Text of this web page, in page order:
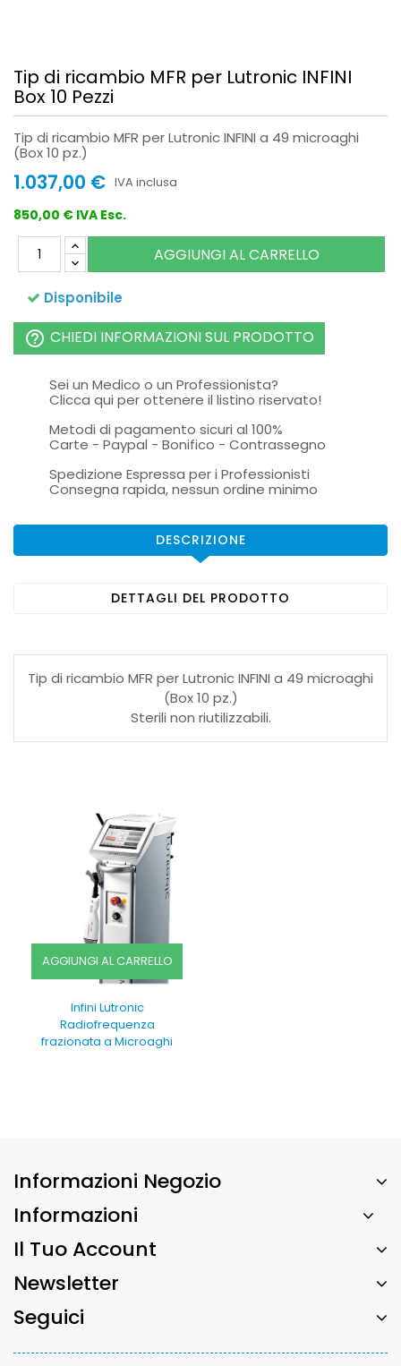
Tip di ricambio MFR per Lutronic INFINI
Box 10 Pezzi
Tip di ricambio MFR per Lutronic INFINI a 49 microaghi
(Box 10 pz.)
1.037,00 € IVA inclusa
850,00 € IVA Esc.
AGGIUNGI AL CARRELLO
Disponibile
help_outline CHIEDI INFORMAZIONI SUL PRODOTTO
Sei un Medico o un Professionista?
Clicca qui per ottenere il listino riservato!
Metodi di pagamento sicuri al 100%
Carte - Paypal - Bonifico - Contrassegno
Spedizione Espressa per i Professionisti
Consegna rapida, nessun ordine minimo
DESCRIZIONE
DETTAGLI DEL PRODOTTO
Tip di ricambio MFR per Lutronic INFINI a 49 microaghi
(Box 10 pz.)
Sterili non riutilizzabili.
AGGIUNGI AL CARRELLO
Infini Lutronic
Radiofrequenza
frazionata a Microaghi
Informazioni Negozio
Informazioni
Il Tuo Account
Newsletter
Seguici